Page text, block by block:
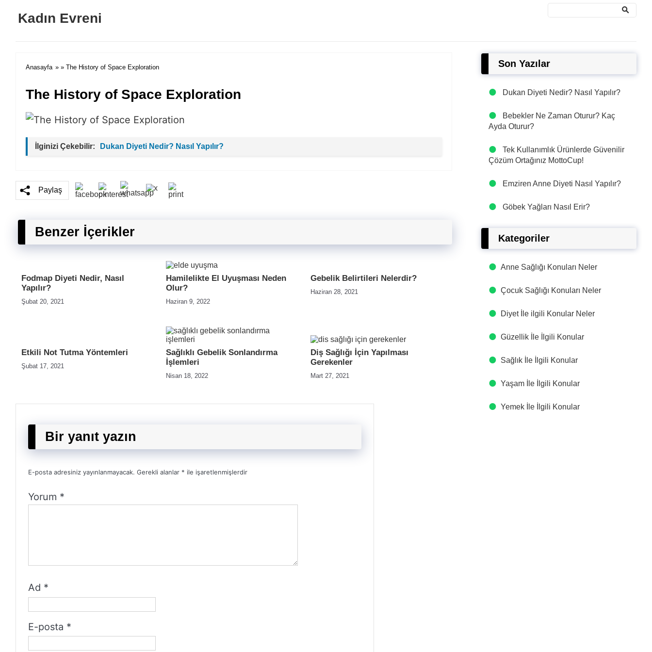
Kadın Evreni
Anasayfa » » The History of Space Exploration
The History of Space Exploration
İlginizi Çekebilir: Dukan Diyeti Nedir? Nasıl Yapılır?
Paylaş
Benzer İçerikler
Fodmap Diyeti Nedir, Nasıl
Yapılır?
Şubat 20, 2021
Hamilelikte El Uyuşması Neden
Olur?
Haziran 9, 2022
Gebelik Belirtileri Nelerdir?
Haziran 28, 2021
Etkili Not Tutma Yöntemleri
Şubat 17, 2021
Sağlıklı Gebelik Sonlandırma
İşlemleri
Nisan 18, 2022
Diş Sağlığı İçin Yapılması
Gerekenler
Mart 27, 2021
Bir yanıt yazın
E-posta adresiniz yayınlanmayacak. Gerekli alanlar * ile işaretlenmişlerdir
Yorum *
Ad *
E-posta *
Son Yazılar
Dukan Diyeti Nedir? Nasıl Yapılır?
Bebekler Ne Zaman Oturur? Kaç
Ayda Oturur?
Tek Kullanımlık Ürünlerde Güvenilir
Çözüm Ortağınız MottoCup!
Emziren Anne Diyeti Nasıl Yapılır?
Göbek Yağları Nasıl Erir?
Kategoriler
Anne Sağlığı Konuları Neler
Çocuk Sağlığı Konuları Neler
Diyet İle ilgili Konular Neler
Güzellik İle İlgili Konular
Sağlık İle İlgili Konular
Yaşam İle İlgili Konular
Yemek İle İlgili Konular